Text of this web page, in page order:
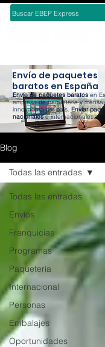
Envío de paquetes
baratos en España
Envío de paquetes baratos en
empresa de paquetería y
innovadora del país. Enviar
nacionalese internacionales con
Blog
Todas las entradas
Envíos
Franquicias
Programas
Paquetería
Internacional
Personas
Embalajes
Oportunidades
Todas las entradas